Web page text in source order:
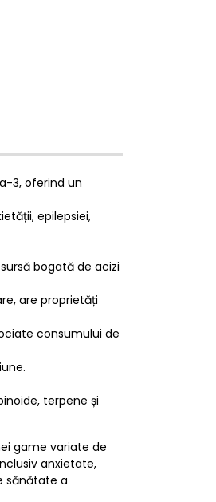
3, oferind un
epilepsiei,
bogată de acizi
are proprietăți
consumului de
terpene și
game variate de
anxietate,
sănătate a